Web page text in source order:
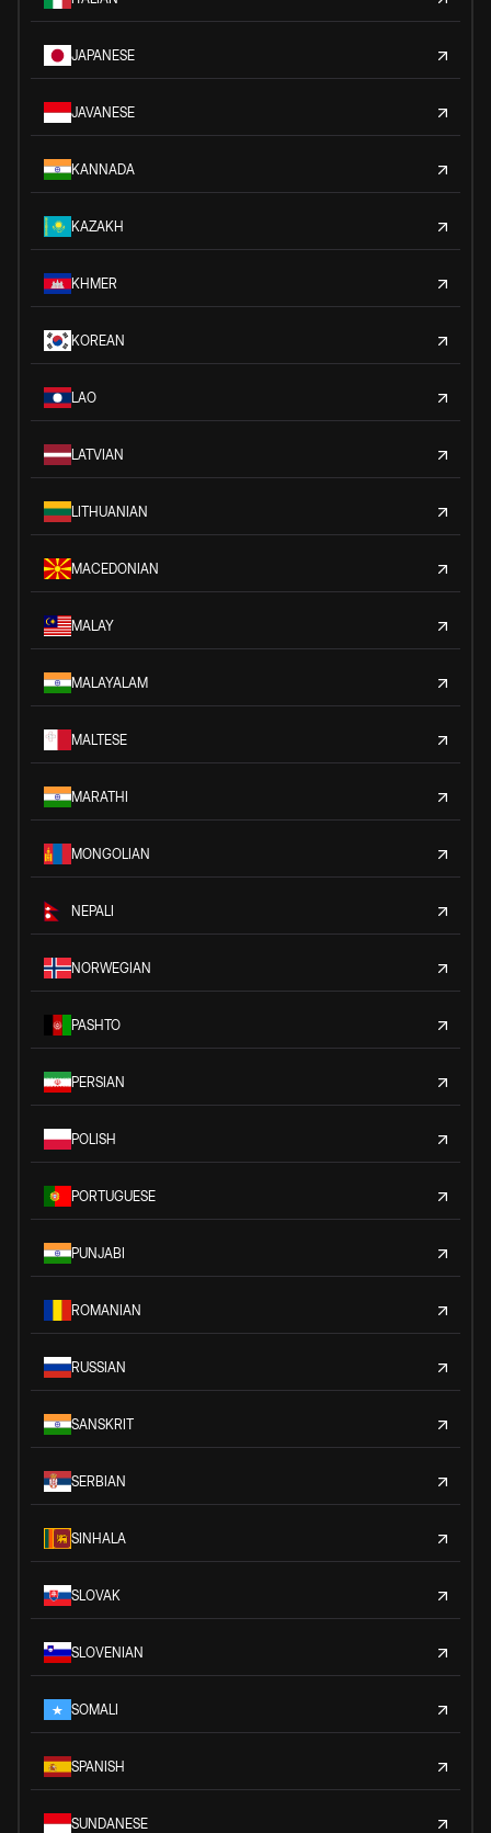
JAPANESE
JAVANESE
KANNADA
KAZAKH
KHMER
KOREAN
LAO
LATVIAN
LITHUANIAN
MACEDONIAN
MALAY
MALAYALAM
MALTESE
MARATHI
MONGOLIAN
NEPALI
NORWEGIAN
PASHTO
PERSIAN
POLISH
PORTUGUESE
PUNJABI
ROMANIAN
RUSSIAN
SANSKRIT
SERBIAN
SINHALA
SLOVAK
SLOVENIAN
SOMALI
SPANISH
SUNDANESE